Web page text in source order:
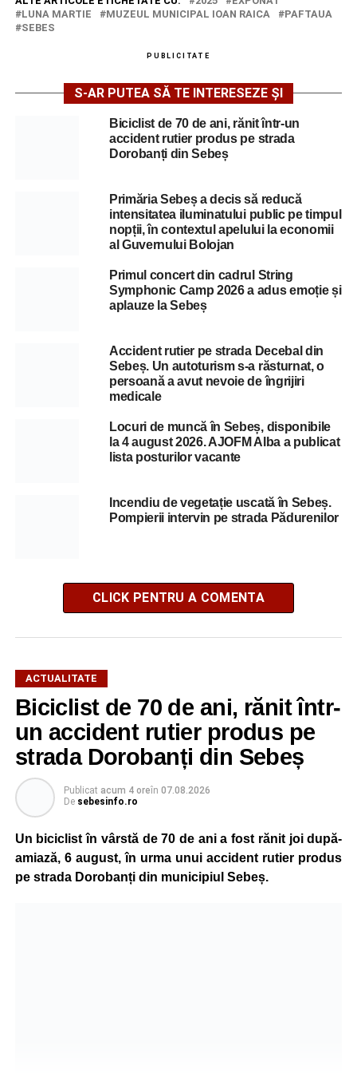
LUNA MARTIE
MUZEUL MUNICIPAL IOAN RAICA
PAFTAUA
SEBES
PUBLICITATE
S-AR PUTEA SĂ TE INTERESEZE ȘI
Biciclist de 70 de ani, rănit într-un
accident rutier produs pe strada
Dorobanți din Sebeș
Primăria Sebeș a decis să reducă
intensitatea iluminatului public pe timpul
nopții, în contextul apelului la economii
al Guvernului Bolojan
Primul concert din cadrul String
Symphonic Camp 2026 a adus emoție și
aplauze la Sebeș
Accident rutier pe strada Decebal din
Sebeș. Un autoturism s-a răsturnat, o
persoană a avut nevoie de îngrijiri
medicale
Locuri de muncă în Sebeș, disponibile
la 4 august 2026. AJOFM Alba a publicat
lista posturilor vacante
Incendiu de vegetație uscată în Sebeș.
Pompierii intervin pe strada Pădurenilor
CLICK PENTRU A COMENTA
ACTUALITATE
Biciclist de 70 de ani, rănit într-
un accident rutier produs pe
strada Dorobanți din Sebeș
Publicat acum 4 oreîn 07.08.2026
De sebesinfo.ro
Un biciclist în vârstă de 70 de ani a fost rănit joi după-
amiază, 6 august, în urma unui accident rutier produs
pe strada Dorobanți din municipiul Sebeș.